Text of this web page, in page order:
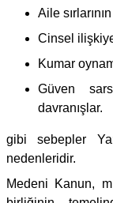
Aile
Cinsel
Kumar
Güven
davranışlar.
gibi sebepler
nedenleridir.
Medeni Kanun,